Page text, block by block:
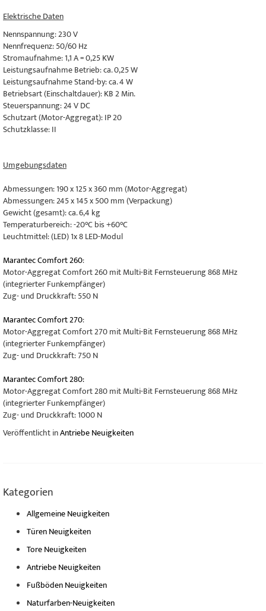
Elektrische Daten
Nennspannung: 230 V
Nennfrequenz: 50/60 Hz
Stromaufnahme: 1,1 A = 0,25 KW
Leistungsaufnahme Betrieb: ca. 0,25 W
Leistungsaufnahme Stand-by: ca. 4 W
Betriebsart (Einschaltdauer): KB 2 Min.
Steuerspannung: 24 V DC
Schutzart (Motor-Aggregat): IP 20
Schutzklasse: II
Umgebungsdaten
Abmessungen: 190 x 125 x 360 mm (Motor-Aggregat)
Abmessungen: 245 x 145 x 500 mm (Verpackung)
Gewicht (gesamt): ca. 6,4 kg
Temperaturbereich: -20°C bis +60°C
Leuchtmittel: (LED) 1x 8 LED-Modul
Marantec Comfort 260:
Motor-Aggregat Comfort 260 mit Multi-Bit Fernsteuerung 868 MHz
(integrierter Funkempfänger)
Zug- und Druckkraft: 550 N
Marantec Comfort 270:
Motor-Aggregat Comfort 270 mit Multi-Bit Fernsteuerung 868 MHz
(integrierter Funkempfänger)
Zug- und Druckkraft: 750 N
Marantec Comfort 280:
Motor-Aggregat Comfort 280 mit Multi-Bit Fernsteuerung 868 MHz
(integrierter Funkempfänger)
Zug- und Druckkraft: 1000 N
Veröffentlicht inAntriebe Neuigkeiten
Kategorien
Allgemeine Neuigkeiten
Türen Neuigkeiten
Tore Neuigkeiten
Antriebe Neuigkeiten
Fußböden Neuigkeiten
Naturfarben-Neuigkeiten